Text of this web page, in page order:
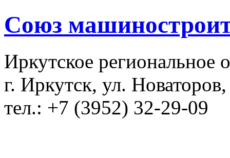
Союз
Иркутское региональное
г. Иркутск, ул.
тел.: +7 (3952) 32-29-09